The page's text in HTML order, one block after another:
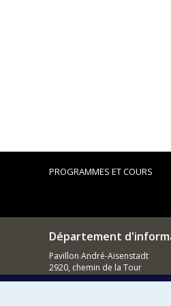
PROGRAMMES ET COURS
Département
Pavillon André-Aisenstadt
2920, chemin de la Tour
Montréal (QC)